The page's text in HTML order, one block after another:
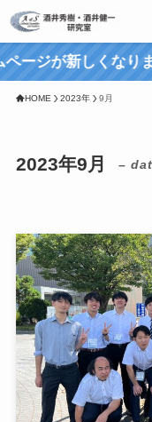
が新しくなりまし
HOME 2023年 9月
2023年9月 –